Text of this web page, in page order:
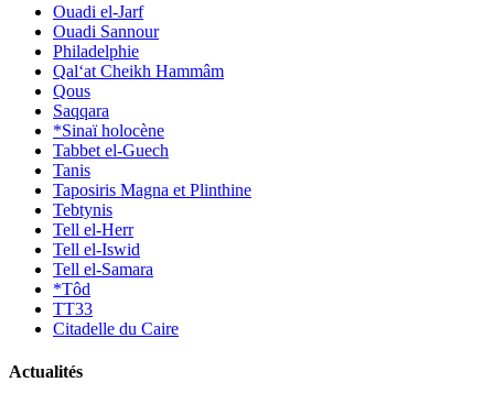
Ouadi el-Jarf
Ouadi Sannour
Philadelphie
Qal‘at Cheikh Hammâm
Qous
Saqqara
*Sinaï holocène
Tabbet el-Guech
Tanis
Taposiris Magna et Plinthine
Tebtynis
Tell el-Herr
Tell el-Iswid
Tell el-Samara
*Tôd
TT33
Citadelle du Caire
Actualités